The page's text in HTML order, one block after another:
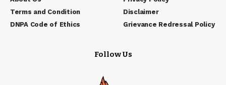
Terms and Condition
DNPA Code of Ethics
Disclaimer
Grievance Redressal Policy
Follow Us